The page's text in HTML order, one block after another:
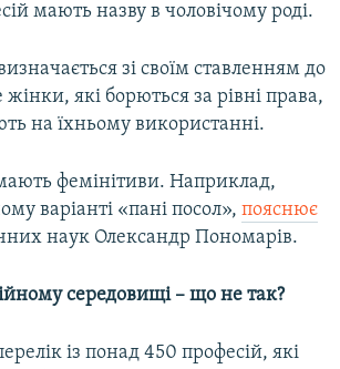
мають назву в чоловічому роді.
зі своїм ставленням до
жінки, які борються за рівні права,
на їхньому використанні.
фемінітиви. Наприклад,
варіанті «пані посол», пояснює
наук Олександр Пономарів.
середовищі – що не так?
із понад 450 професій, які